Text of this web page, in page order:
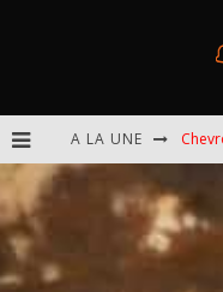
A LA UNE